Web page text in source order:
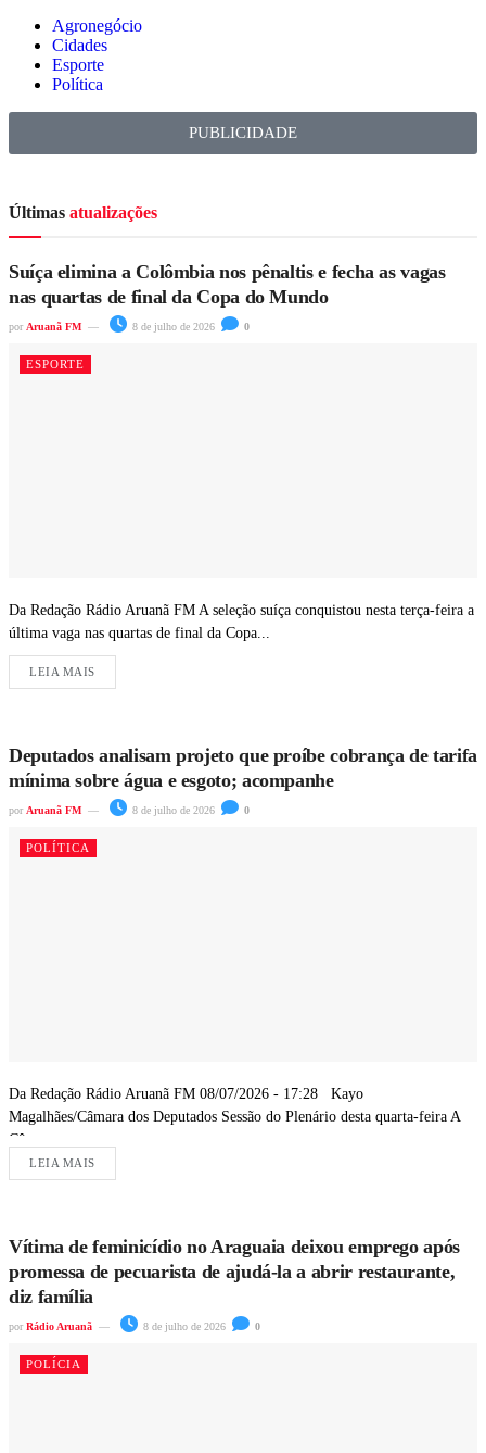
Agronegócio
Cidades
Esporte
Política
PUBLICIDADE
Últimas atualizações
Suíça elimina a Colômbia nos pênaltis e fecha as vagas
nas quartas de final da Copa do Mundo
por Aruanã FM 8 de julho de 2026 0
ESPORTE
Da Redação Rádio Aruanã FM A seleção suíça conquistou nesta terça-feira a
última vaga nas quartas de final da Copa...
LEIA MAIS
Deputados analisam projeto que proíbe cobrança de tarifa
mínima sobre água e esgoto; acompanhe
por Aruanã FM 8 de julho de 2026 0
POLÍTICA
Da Redação Rádio Aruanã FM 08/07/2026 - 17:28 Kayo
Magalhães/Câmara dos Deputados Sessão do Plenário desta quarta-feira A
Câmara...
LEIA MAIS
Vítima de feminicídio no Araguaia deixou emprego após
promessa de pecuarista de ajudá-la a abrir restaurante,
diz família
por Rádio Aruanã 8 de julho de 2026 0
POLÍCIA